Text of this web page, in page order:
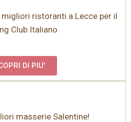
migliori ristoranti a Lecce per il
Club Italiano
DI PIU'
masserie Salentine!